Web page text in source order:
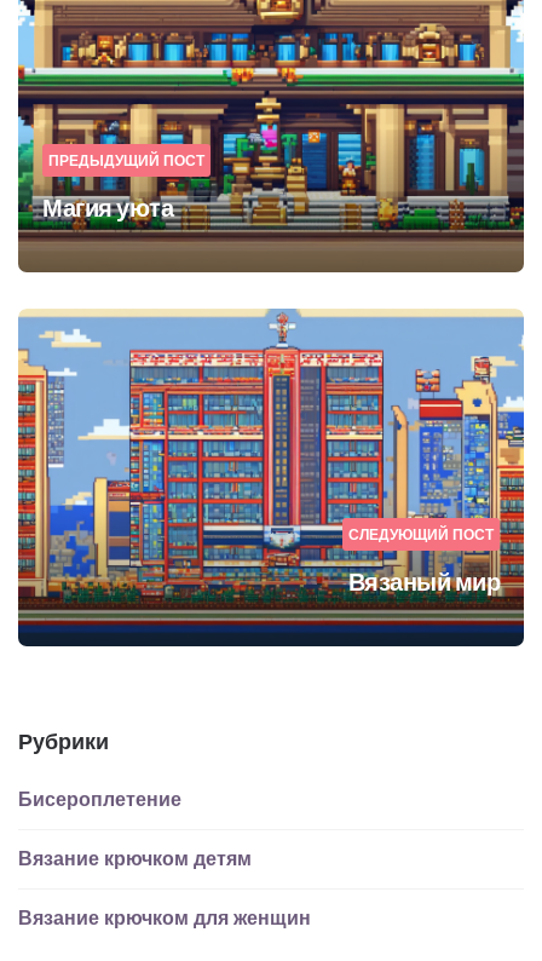
ПРЕДЫДУЩИЙ ПОСТ
Магия уюта
СЛЕДУЮЩИЙ ПОСТ
Вязаный мир
Рубрики
Бисероплетение
Вязание крючком детям
Вязание крючком для женщин